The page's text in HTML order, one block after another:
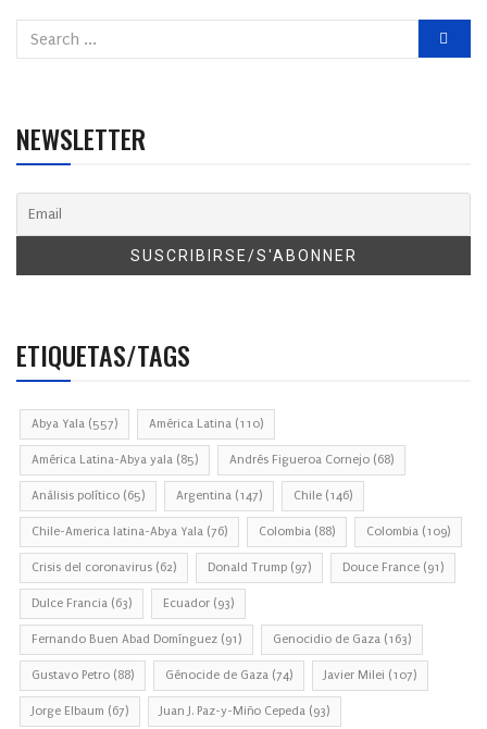
NEWSLETTER
ETIQUETAS/TAGS
Abya Yala (557) América Latina (110)
América Latina-Abya yala (85) Andrés Figueroa Cornejo (68)
Análisis político (65) Argentina (147) Chile (146)
Chile-America latina-Abya Yala (76) Colombia (88) Colombia (109)
Crisis del coronavirus (62) Donald Trump (97) Douce France (91)
Dulce Francia (63) Ecuador (93)
Fernando Buen Abad Domínguez (91) Genocidio de Gaza (163)
Gustavo Petro (88) Génocide de Gaza (74) Javier Milei (107)
Jorge Elbaum (67) Juan J. Paz-y-Miño Cepeda (93)